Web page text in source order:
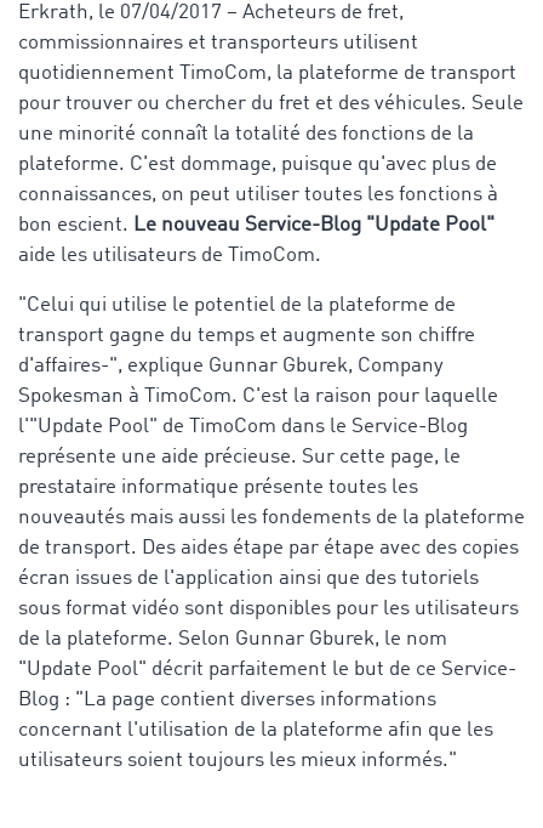
Erkrath, le 07/04/2017 – Acheteurs de fret,
commissionnaires et transporteurs utilisent
quotidiennement TimoCom, la plateforme de transport
pour trouver ou chercher du fret et des véhicules. Seule
une minorité connaît la totalité des fonctions de la
plateforme. C'est dommage, puisque qu'avec plus de
connaissances, on peut utiliser toutes les fonctions à
bon escient. Le nouveau Service-Blog "Update Pool"
aide les utilisateurs de TimoCom.
"Celui qui utilise le potentiel de la plateforme de
transport gagne du temps et augmente son chiffre
d'affaires-", explique Gunnar Gburek, Company
Spokesman à TimoCom. C'est la raison pour laquelle
l'"Update Pool" de TimoCom dans le Service-Blog
représente une aide précieuse. Sur cette page, le
prestataire informatique présente toutes les
nouveautés mais aussi les fondements de la plateforme
de transport. Des aides étape par étape avec des copies
écran issues de l'application ainsi que des tutoriels
sous format vidéo sont disponibles pour les utilisateurs
de la plateforme. Selon Gunnar Gburek, le nom
"Update Pool" décrit parfaitement le but de ce Service-
Blog : "La page contient diverses informations
concernant l'utilisation de la plateforme afin que les
utilisateurs soient toujours les mieux informés."